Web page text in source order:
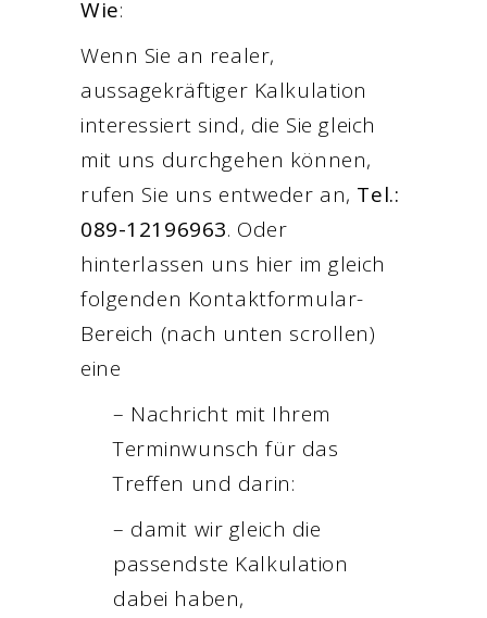
Wie:
Wenn Sie an realer,
aussagekräftiger Kalkulation
interessiert sind, die Sie gleich
mit uns durchgehen können,
rufen Sie uns entweder an, Tel.:
089-12196963. Oder
hinterlassen uns hier im gleich
folgenden Kontaktformular-
Bereich (nach unten scrollen)
eine
– Nachricht mit Ihrem
Terminwunsch für das
Treffen und darin:
– damit wir gleich die
passendste Kalkulation
dabei haben,